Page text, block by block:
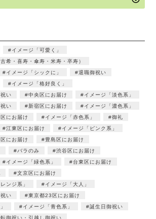
イメージ「可愛く」
希・喜寿・傘寿・米寿・卒寿）
イメージ「シックに」
退職御祝い
イメージ「格好良く」
い
中央区にお届け
イメージ「淡色系」
い
新宿区にお届け
イメージ「濃色系」
にお届け イメージ「赤色系」
御礼
江東区にお届け
イメージ「ピンク系」
にお届け
豊島区にお届け
バラのみ
渋谷区にお届け
イメージ「緑色系」
台東区にお届け
文京区にお届け
ンジ系」
イメージ「大人」
い
東京都23区にお届け
イメージ「青色系」
誕生日御祝い
御祝い・引越し御祝い